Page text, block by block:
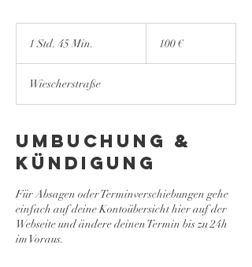
1 Std. 45 Min.
d
4
M
i
n
100 €
Wiescherstraße
Umbuchung &
Kündigung
Für Absagen oder Terminverschiebungen gehe
einfach auf deine Kontoübersicht hier auf der
Webseite und ändere deinen Termin bis zu 24h
im Voraus.